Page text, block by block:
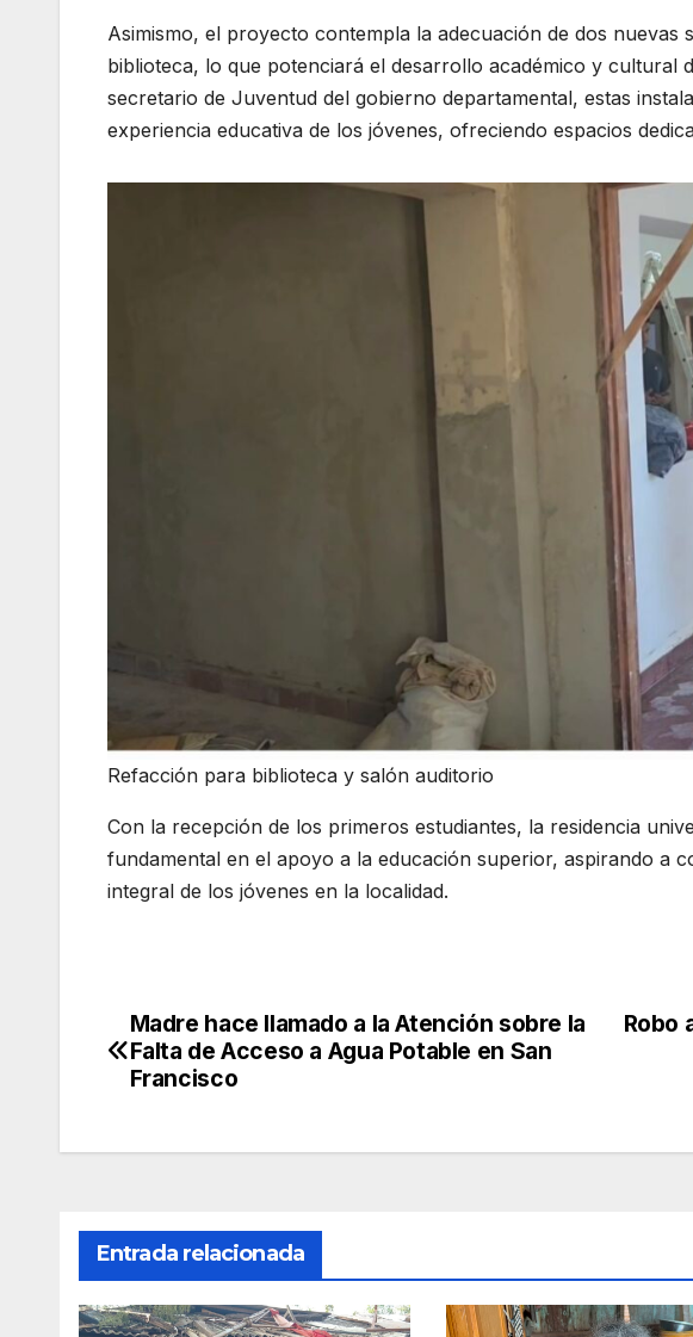
Asimismo, el proyecto contempla la adecuación de dos
biblioteca, lo que potenciará el desarrollo académico y cultural
secretario de Juventud del gobierno departamental, estas
experiencia educativa de los jóvenes, ofreciendo espacios
Refacción para biblioteca y salón auditorio
Con la recepción de los primeros estudiantes, la residencia
fundamental en el apoyo a la educación superior, aspirando a
integral de los jóvenes en la localidad.
Navegación
de
Robo
Madre hace llamado a la Atención sobre la
Falta de Acceso a Agua Potable en San
Francisco
Entrada relacionada